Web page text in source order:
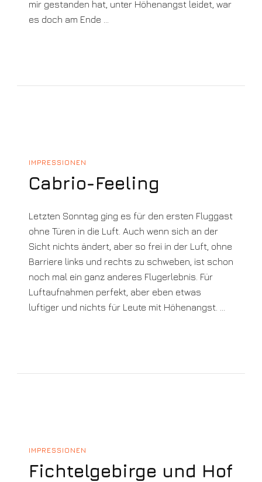
mir gestanden hat, unter Höhenangst leidet, war
es doch am Ende …
IMPRESSIONEN
Cabrio-Feeling
Letzten Sonntag ging es für den ersten Fluggast
ohne Türen in die Luft. Auch wenn sich an der
Sicht nichts ändert, aber so frei in der Luft, ohne
Barriere links und rechts zu schweben, ist schon
noch mal ein ganz anderes Flugerlebnis. Für
Luftaufnahmen perfekt, aber eben etwas
luftiger und nichts für Leute mit Höhenangst. …
IMPRESSIONEN
Fichtelgebirge und Hof